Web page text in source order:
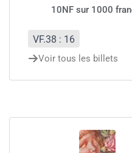
10NF sur 1000
Voir tous les billets
VF.38 : 16